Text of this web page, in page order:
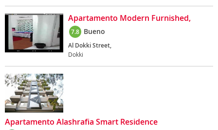
Apartamento Modern Furnished,
7.8 Bueno
Al Dokki Street,
Dokki
Apartamento Alashrafia Smart Residence